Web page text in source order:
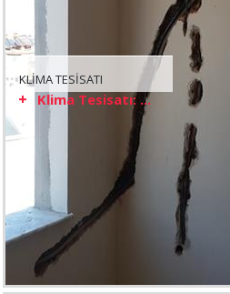
KLİMA TESİSATI
Klima Tesisatı: ...